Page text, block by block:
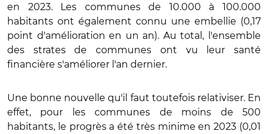
en 2023. Les communes de 10.000 à 100.000
habitants ont également connu une embellie (0,17
point d'amélioration en un an). Au total, l'ensemble
des strates de communes ont vu leur santé
financière s'améliorer l'an dernier.
Une bonne nouvelle qu'il faut toutefois relativiser. En
effet, pour les communes de moins de 500
habitants, le progrès a été très minime en 2023 (0,01